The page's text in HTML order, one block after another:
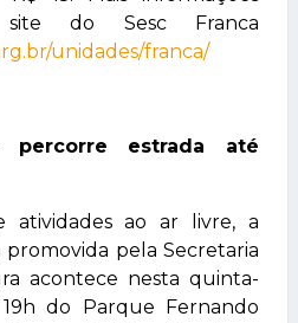
do Sesc Franca
unidades/franca/
percorre estrada até
atividades ao ar livre, a
pela Secretaria
acontece nesta quinta-
do Parque Fernando